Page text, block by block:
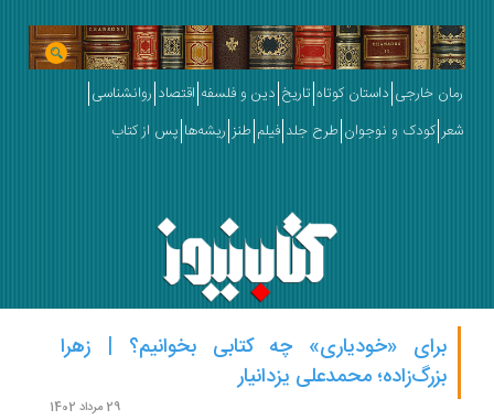
رمان خارجی داستان کوتاه تاریخ دین و فلسفه اقتصاد روانشناسی
شعر کودک و نوجوان طرح جلد فیلم طنز ریشه‌ها پس از کتاب
برای «خودیاری» چه کتابی بخوانیم؟ | زهرا
بزرگ‌زاده؛ محمدعلی یزدانیار
29 مرداد 1402